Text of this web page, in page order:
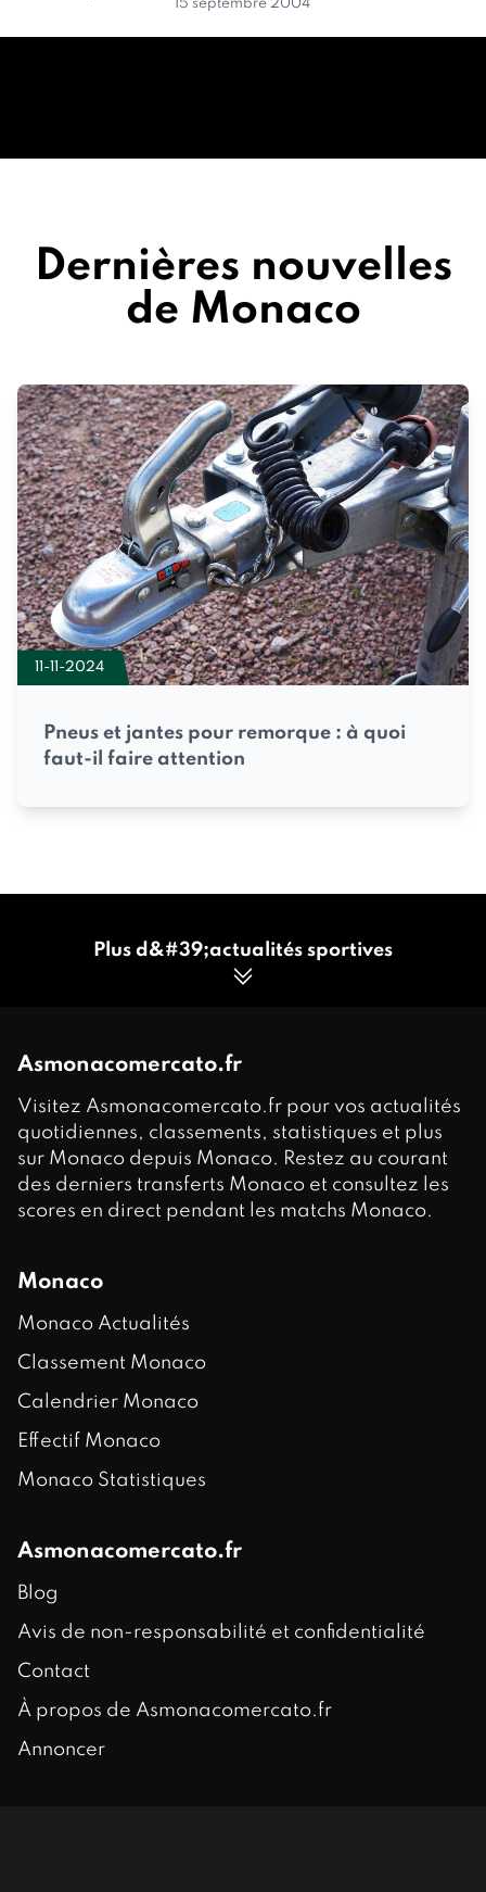
15 septembre 2004
Dernières nouvelles
de Monaco
11-11-2024
Pneus et jantes pour remorque : à quoi
faut-il faire attention
Plus d&#39;actualités sportives
Asmonacomercato.fr
Visitez Asmonacomercato.fr pour vos actualités
quotidiennes, classements, statistiques et plus
sur Monaco depuis Monaco. Restez au courant
des derniers transferts Monaco et consultez les
scores en direct pendant les matchs Monaco.
Monaco
Monaco Actualités
Classement Monaco
Calendrier Monaco
Effectif Monaco
Monaco Statistiques
Asmonacomercato.fr
Blog
Avis de non-responsabilité et confidentialité
Contact
À propos de Asmonacomercato.fr
Annoncer